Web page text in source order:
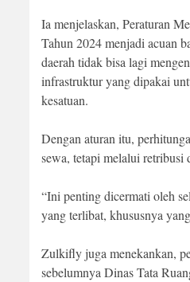
Ia menjelaskan, Peraturan
Tahun 2024 menjadi acuan
daerah tidak bisa lagi
infrastruktur yang dipakai
kesatuan.
Dengan aturan itu,
sewa, tetapi melalui retribusi
“Ini penting dicermati oleh
yang terlibat, khususnya
Zulkifly juga menekankan,
sebelumnya Dinas Tata